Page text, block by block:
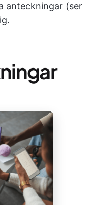
anteckningar (ser